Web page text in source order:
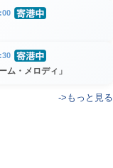
ム・メロディ」
->もっと見る